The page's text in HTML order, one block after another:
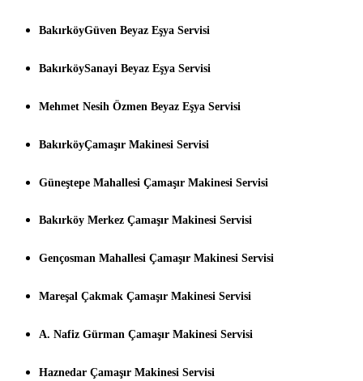
BakırköyGüven Beyaz Eşya Servisi
BakırköySanayi Beyaz Eşya Servisi
Mehmet Nesih Özmen Beyaz Eşya Servisi
BakırköyÇamaşır Makinesi Servisi
Güneştepe Mahallesi Çamaşır Makinesi Servisi
Bakırköy Merkez Çamaşır Makinesi Servisi
Gençosman Mahallesi Çamaşır Makinesi Servisi
Mareşal Çakmak Çamaşır Makinesi Servisi
A. Nafiz Gürman Çamaşır Makinesi Servisi
Haznedar Çamaşır Makinesi Servisi